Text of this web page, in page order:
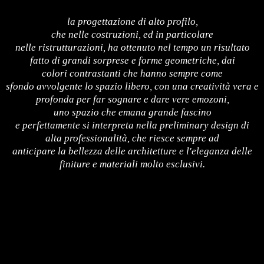
la progettazione di alto profilo,
che nelle costruzioni, ed in particolare
nelle ristrutturazioni, ha ottenuto nel tempo un risultato
fatto di grandi sorprese e forme geometriche, dai
colori contrastanti che hanno sempre come
sfondo avvolgente lo spazio libero, con una creatività vera e
profonda per far sognare e dare vere emozoni,
uno spazio che emana grande fascino
e perfettamente si interpreta nella preliminary design di
alta professionalità, che riesce sempre ad
anticipare la bellezza delle architetture e l'eleganza delle
finiture e materiali molto esclusivi.